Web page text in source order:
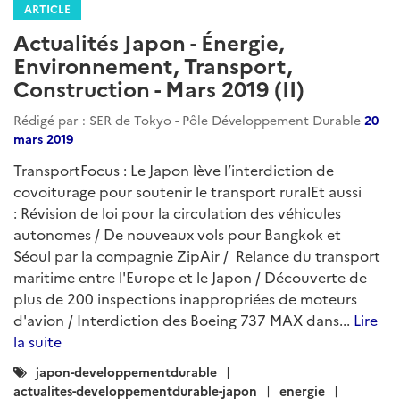
environnement
finance-verte
jeux-olympiques
recherche-developpement
transports
transports-intelligents
automobile
transport-aerien
transport-ferroviaire
energie
transition-energetique
energies-fossiles
infrastructures